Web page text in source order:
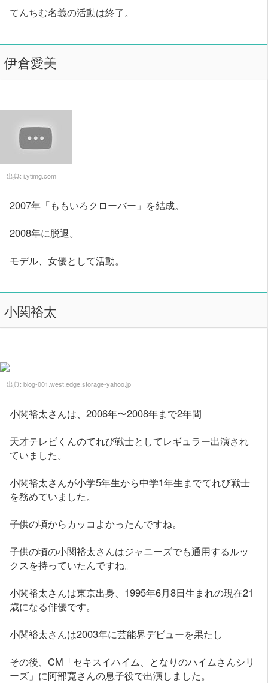
てんちむ名義の活動は終了。
伊倉愛美
出典: i.ytimg.com
2007年「ももいろクローバー」を結成。
2008年に脱退。
モデル、女優として活動。
小関裕太
出典: blog-001.west.edge.storage-yahoo.jp
小関裕太さんは、2006年〜2008年まで2年間
天才テレビくんのてれび戦士としてレギュラー出演され
ていました。
小関裕太さんが小学5年生から中学1年生までてれび戦士
を務めていました。
子供の頃からカッコよかったんですね。
子供の頃の小関裕太さんはジャニーズでも通用するルッ
クスを持っていたんですね。
小関裕太さんは東京出身、1995年6月8日生まれの現在21
歳になる俳優です。
小関裕太さんは2003年に芸能界デビューを果たし
その後、CM「セキスイハイム、となりのハイムさんシリ
ーズ」に阿部寛さんの息子役で出演しました。